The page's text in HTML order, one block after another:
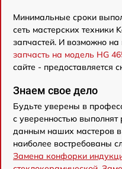
Минимальные сроки
сеть мастерских
запчастей. И возможно
запчасть на модель HG
сайте - предоставляется
Знаем свое дело
Будьте уверены в
с уверенностью
данным наших мастеров
наиболее востребованы
Замена конфорки